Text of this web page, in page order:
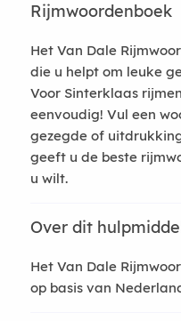
Rijmwoordenboek
Het Van Dale
die u helpt om leuke
Voor Sinterklaas
eenvoudig! Vul een
gezegde of
geeft u de beste
u wilt.
Over dit
Het Van Dale
op basis van